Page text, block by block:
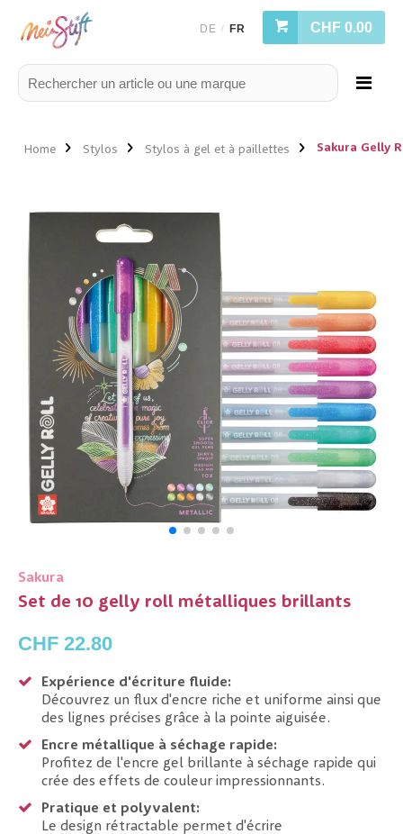
DE / FR CHF 0.00
Home Stylos Stylos à gel et à paillettes Sakura Gelly
Sakura
Set de 10 gelly roll métalliques brillants
CHF 22.80
Expérience d'écriture fluide:
Découvrez un flux d'encre riche et uniforme ainsi que
des lignes précises grâce à la pointe aiguisée.
Encre métallique à séchage rapide:
Profitez de l'encre gel brillante à séchage rapide qui
crée des effets de couleur impressionnants.
Pratique et polyvalent:
Le design rétractable permet d'écrire